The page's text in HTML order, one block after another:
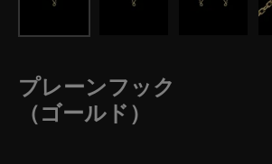
プレーンフック
（ゴールド）